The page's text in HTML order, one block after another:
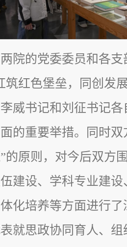
院的党委委员和各
筑红色堡垒，同创发
威书记和刘征书记
的重要举措。同时
的原则，对今后双方
建设、学科专业建
化培养等方面进行
就思政协同育人、